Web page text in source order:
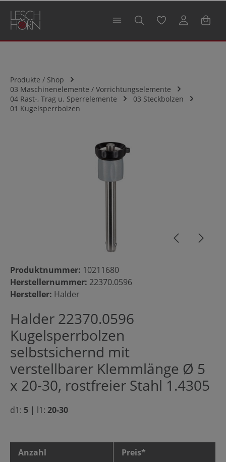
springen
Produkte / Shop
03 Maschinenelemente / Vorrichtungselemente
04 Rast-, Trag u. Sperrelemente
03 Steckbolzen
01 Kugelsperrbolzen
Bildergalerie überspringen
Produktnummer: 10211680
Herstellernummer: 22370.0596
Hersteller: Halder
Halder 22370.0596
Kugelsperrbolzen
selbstsichernd mit
verstellbarer Klemmlänge Ø 5
x 20-30, rostfreier Stahl 1.4305
d1: 5 | l1: 20-30
Anzahl
Preis*